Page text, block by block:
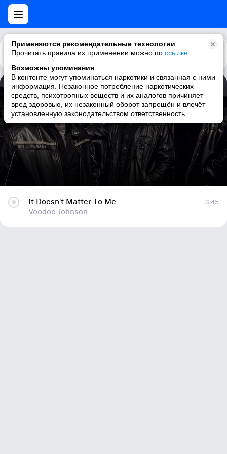
Применяются рекомендательные технологии
Прочитать правила их применении можно по ссылке
Возможны упоминания
В контенте могут упоминаться наркотики и связанная с ними
информация. Незаконное потребление наркотических
средств, психотропных веществ и их аналогов причиняет
вред здоровью, их незаконный оборот запрещён и влечёт
установленную законодательством ответственность
Каталог Рекомендации
It Doesn't Matter To Me
Voodoo Johnson
It Doesn't Matter To Me
Voodoo Johnson
3:45